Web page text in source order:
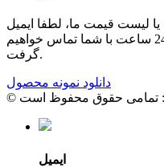
لیست قیمت ما، لطفا ایمیل
خود را برای ما بگذارید و ما ظرف 24 ساعت با شما تماس خواهیم
گرفت.
دانلود نمونه محصول
ایمیل